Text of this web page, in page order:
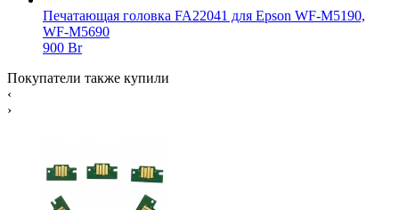
Печатающая головка FA22041 для Epson WF-M5190,
WF-M5690
900 Br
Покупатели также купили
‹
›